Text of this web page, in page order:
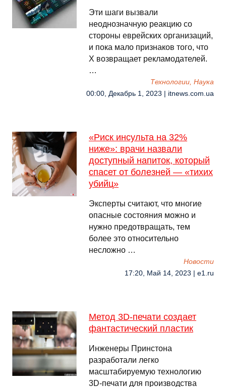
Эти шаги вызвали
неоднозначную реакцию со
стороны еврейских организаций,
и пока мало признаков того, что
X возвращает рекламодателей.
…
Технологии, Наука
00:00, Декабрь 1, 2023 | itnews.com.ua
«Риск инсульта на 32%
ниже»: врачи назвали
доступный напиток, который
спасет от болезней — «тихих
убийц»
Эксперты считают, что многие
опасные состояния можно и
нужно предотвращать, тем
более это относительно
несложно …
Новости
17:20, Май 14, 2023 | e1.ru
Метод 3D-печати создает
фантастический пластик
Инженеры Принстона
разработали легко
масштабируемую технологию
3D-печати для производства